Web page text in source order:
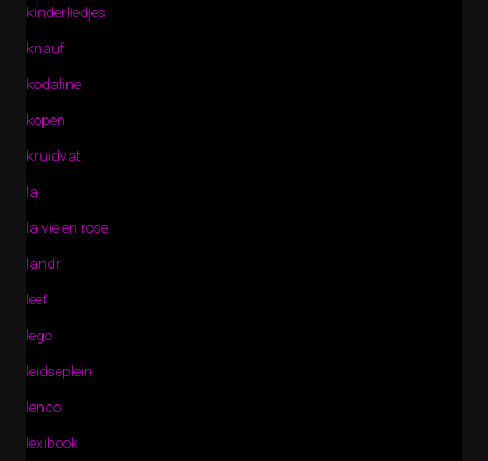
kinderliedjes
knauf
kodaline
kopen
kruidvat
la
la vie en rose
landr
leef
lego
leidseplein
lenco
lexibook